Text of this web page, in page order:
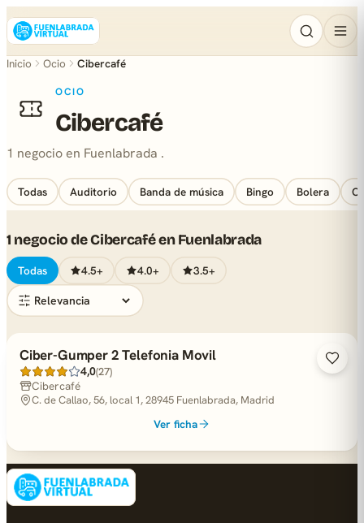
Inicio Ocio Cibercafé
OCIO
Cibercafé
1 negocio en Fuenlabrada .
Todas Auditorio Banda de música Bingo Bolera
1 negocio de Cibercafé en Fuenlabrada
Todas 4.5+ 4.0+ 3.5+
Ciber-Gumper 2 Telefonia Movil
4,0(27)
Cibercafé
C. de Callao, 56, local 1, 28945 Fuenlabrada, Madrid
Ver ficha